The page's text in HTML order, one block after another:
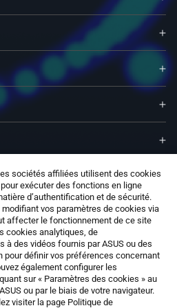
sociétés affiliées utilisent des cookies
exécuter des fonctions en ligne
d’authentification et de sécurité.
vos paramètres de cookies via
affecter le fonctionnement de ce site
cookies analytiques, de
des vidéos fournis par ASUS ou des
pour définir vos préférences concernant
également configurer les
sur « Paramètres des cookies » au
ou par le biais de votre navigateur.
visiter la page Politique de